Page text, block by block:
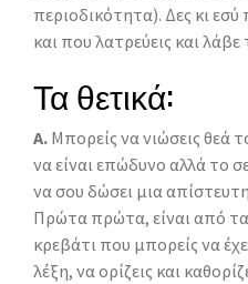
περιοδικότητα). Δες κι εσύ
και που λατρεύεις και
Τα θετικά:
Α. Μπορείς να νιώσεις θεά
να είναι επώδυνο αλλά το
να σου δώσει μια
Πρώτα πρώτα, είναι από
κρεβάτι που μπορείς να
λέξη, να ορίζεις και